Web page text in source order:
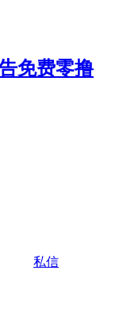
免费零撸
私信